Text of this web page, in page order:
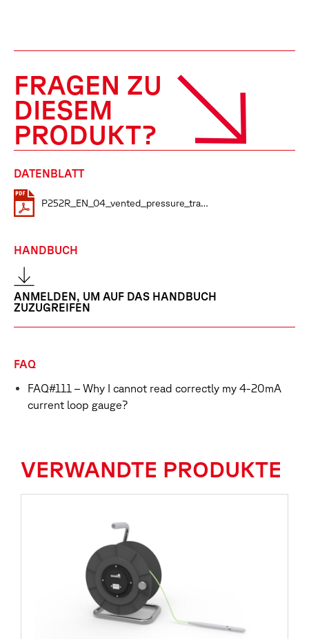
FRAGEN ZU
DIESEM
PRODUKT?
DATENBLATT
P252R_EN_04_vented_pressure_transducer
HANDBUCH
ANMELDEN, UM AUF DAS HANDBUCH
ZUZUGREIFEN
FAQ
FAQ#111 – Why I cannot read correctly my 4-20mA
current loop gauge?
VERWANDTE PRODUKTE